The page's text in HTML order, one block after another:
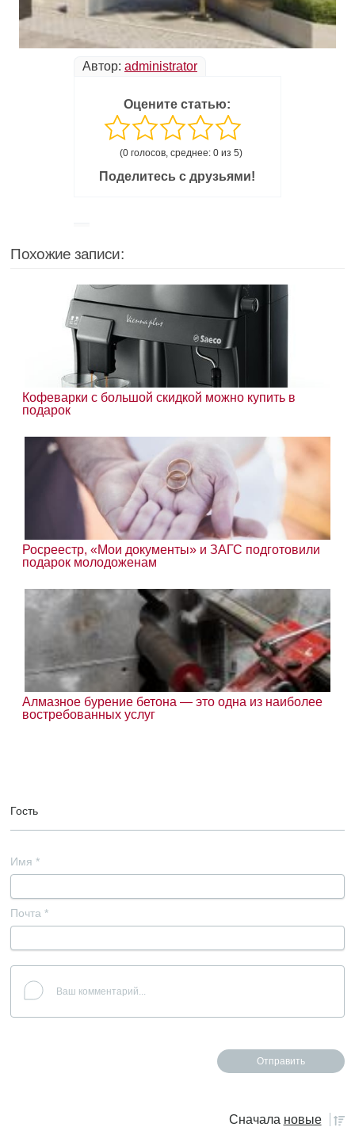
Автор: administrator
Оцените статью:
(0 голосов, среднее: 0 из 5)
Поделитесь с друзьями!
Похожие записи:
Кофеварки с большой скидкой можно купить в
подарок
Росреестр, «Мои документы» и ЗАГС подготовили
подарок молодоженам
Алмазное бурение бетона — это одна из наиболее
востребованных услуг
Гость
Имя *
Почта *
Сначала новые